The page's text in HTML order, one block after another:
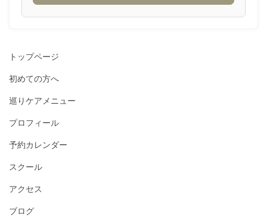
トップページ
初めての方へ
巡りケアメニュー
プロフィール
予約カレンダー
スクール
アクセス
ブログ